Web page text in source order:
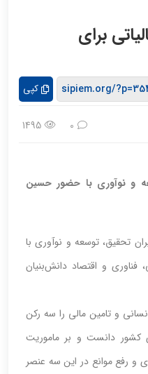
برای
کپی
0
1495
و نوآوری با حضور حسین
تحقیق، توسعه و نوآوری با
و اقتصاد دانش‌بنیان
و تامین مالی را سه رکن
کشور دانست و بر ماموریت
و رفع موانع در این سه عنصر